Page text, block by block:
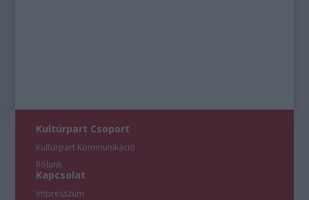
Kultúrpart Csoport
Kultúrpart Kommunikáció
Rólunk
Kapcsolat
Impresszum